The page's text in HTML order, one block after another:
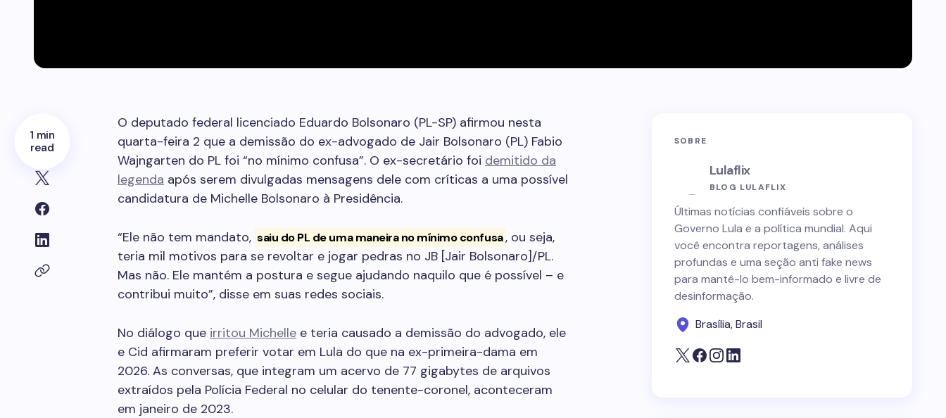
1 min
read
O deputado federal licenciado Eduardo Bolsonaro (PL-SP) afirmou nesta
quarta-feira 2 que a demissão do ex-advogado de Jair Bolsonaro (PL) Fabio
Wajngarten do PL foi “no mínimo confusa”. O ex-secretário foi demitido da
legenda após serem divulgadas mensagens dele com críticas a uma possível
candidatura de Michelle Bolsonaro à Presidência.
“Ele não tem mandato, saiu do PL de uma maneira no mínimo confusa, ou seja,
teria mil motivos para se revoltar e jogar pedras no JB [Jair Bolsonaro]/PL.
Mas não. Ele mantém a postura e segue ajudando naquilo que é possível – e
contribui muito”, disse em suas redes sociais.
No diálogo que irritou Michelle e teria causado a demissão do advogado, ele
e Cid afirmaram preferir votar em Lula do que na ex-primeira-dama em
2026. As conversas, que integram um acervo de 77 gigabytes de arquivos
extraídos pela Polícia Federal no celular do tenente-coronel, aconteceram
em janeiro de 2023.
SOBRE
Lulaflix
BLOG LULAFLIX
Últimas notícias confiáveis sobre o
Governo Lula e a política mundial. Aqui
você encontra reportagens, análises
profundas e uma seção anti fake news
para mantê-lo bem-informado e livre de
desinformação.
Brasília, Brasil